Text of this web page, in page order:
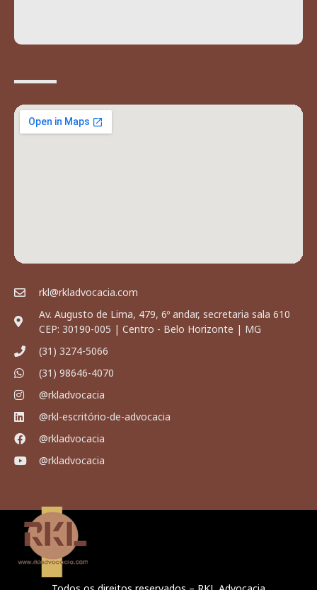
rkl@rkladvocacia.com
Av. Augusto de Lima, 479, 6º andar, secretaria sala 610
CEP: 30190-005 | Centro - Belo Horizonte | MG
(31) 3274-5066
(31) 98646-4070
@rkladvocacia
@rkl-escritório-de-advocacia
@rkladvocacia
@rkladvocacia